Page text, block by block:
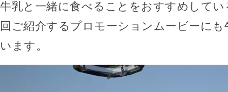
牛乳と一緒に食べることをおすすめして
回ご紹介するプロモーションムービーに
います。